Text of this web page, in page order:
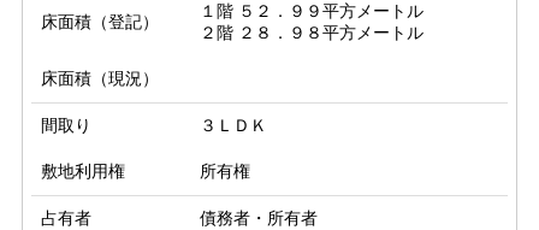
床面積（登記）
１階 ５２．９９平方メートル
２階 ２８．９８平方メートル
床面積（現況）
間取り ３ＬＤＫ
敷地利用権 所有権
占有者 債務者・所有者